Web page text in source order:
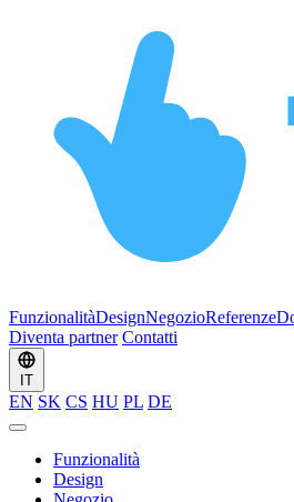
FunzionalitàDesignNegozioReferenze
Diventa partner Contatti
IT
EN SK CS HU PL DE
Funzionalità
Design